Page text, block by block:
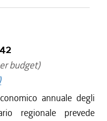
budget)
annuale degli
regionale prevede